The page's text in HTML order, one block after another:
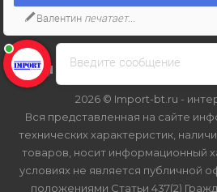
2026 © Import-bt.ru -
Вся представленная на сайте
технических характеристик,
товаров, носит информационный
условиях не является публичной
положениями Статьи 437(2)
Введите сообщение
Валентин печатает...